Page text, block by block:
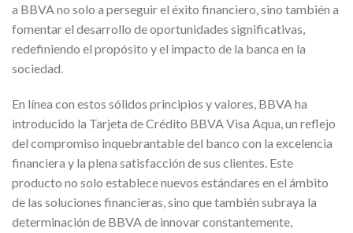
a BBVA no solo a perseguir el éxito financiero, sino también a
fomentar el desarrollo de oportunidades significativas,
redefiniendo el propósito y el impacto de la banca en la
sociedad.
En línea con estos sólidos principios y valores, BBVA ha
introducido la Tarjeta de Crédito BBVA Visa Aqua, un reflejo
del compromiso inquebrantable del banco con la excelencia
financiera y la plena satisfacción de sus clientes. Este
producto no solo establece nuevos estándares en el ámbito
de las soluciones financieras, sino que también subraya la
determinación de BBVA de innovar constantemente,